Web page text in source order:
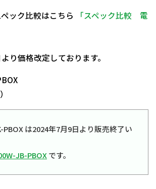
ック比較はこちら
「スペック比較 電
り価格改定しております。
PBOX は2024年7月9日より販売終了い
JB-PBOXです。